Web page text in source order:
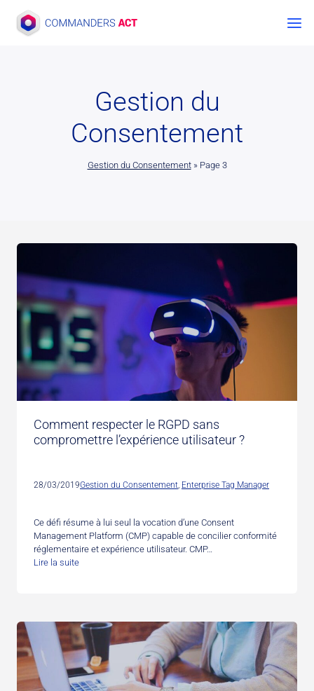
contenu
Gestion du
Consentement
Gestion du Consentement» Page 3
Comment respecter le RGPD sans
compromettre l’expérience utilisateur ?
28/03/2019Gestion du Consentement Enterprise Tag Manager
Ce défi résume à lui seul la vocation d’une Consent
Management Platform (CMP) capable de concilier conformité
réglementaire et expérience utilisateur. CMP…
Lire la suite